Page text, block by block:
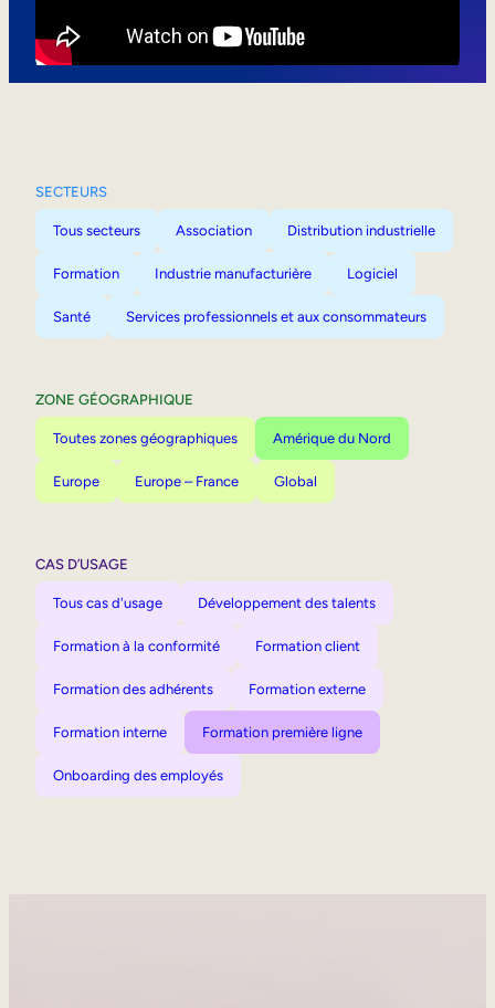
SECTEURS
Tous secteurs Association Distribution industrielle
Formation Industrie manufacturière Logiciel
Santé Services professionnels et aux consommateurs
ZONE GÉOGRAPHIQUE
Toutes zones géographiques Amérique du Nord
Europe Europe – France Global
CAS D’USAGE
Tous cas d'usage Développement des talents
Formation à la conformité Formation client
Formation des adhérents Formation externe
Formation interne Formation première ligne
Onboarding des employés